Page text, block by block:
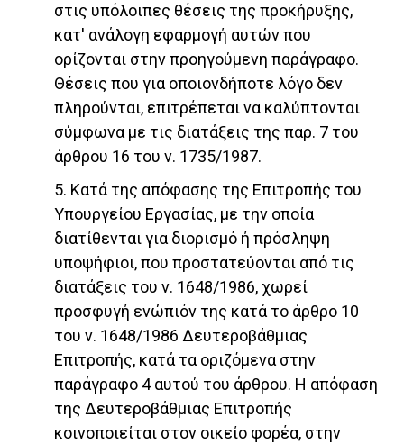
στις υπόλοιπες θέσεις της προκήρυξης,
κατ' ανάλογη εφαρμογή αυτών που
ορίζονται στην προηγούμενη παράγραφο.
Θέσεις που για οποιονδήποτε λόγο δεν
πληρούνται, επιτρέπεται να καλύπτονται
σύμφωνα με τις διατάξεις της παρ. 7 του
άρθρου 16 του ν. 1735/1987.
5. Κατά της απόφασης της Επιτροπής του
Υπουργείου Εργασίας, με την οποία
διατίθενται για διορισμό ή πρόσληψη
υποψήφιοι, που προστατεύονται από τις
διατάξεις του ν. 1648/1986, χωρεί
προσφυγή ενώπιόν της κατά το άρθρο 10
του ν. 1648/1986 Δευτεροβάθμιας
Επιτροπής, κατά τα οριζόμενα στην
παράγραφο 4 αυτού του άρθρου. Η απόφαση
της Δευτεροβάθμιας Επιτροπής
κοινοποιείται στον οικείο φορέα, στην